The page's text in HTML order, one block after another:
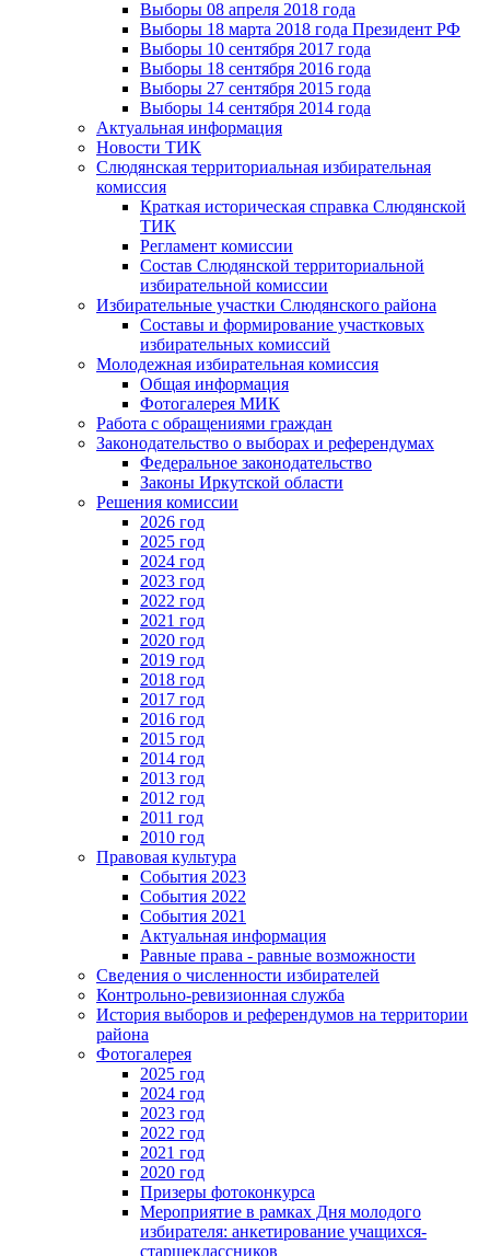
Выборы 08 апреля 2018 года
Выборы 18 марта 2018 года Президент РФ
Выборы 10 сентября 2017 года
Выборы 18 сентября 2016 года
Выборы 27 сентября 2015 года
Выборы 14 сентября 2014 года
Актуальная информация
Новости ТИК
Слюдянская территориальная избирательная
комиссия
Краткая историческая справка Слюдянской
ТИК
Регламент комиссии
Состав Слюдянской территориальной
избирательной комиссии
Избирательные участки Слюдянского района
Составы и формирование участковых
избирательных комиссий
Молодежная избирательная комиссия
Общая информация
Фотогалерея МИК
Работа с обращениями граждан
Законодательство о выборах и референдумах
Федеральное законодательство
Законы Иркутской области
Решения комиссии
2026 год
2025 год
2024 год
2023 год
2022 год
2021 год
2020 год
2019 год
2018 год
2017 год
2016 год
2015 год
2014 год
2013 год
2012 год
2011 год
2010 год
Правовая культура
События 2023
События 2022
События 2021
Актуальная информация
Равные права - равные возможности
Сведения о численности избирателей
Контрольно-ревизионная служба
История выборов и референдумов на территории
района
Фотогалерея
2025 год
2024 год
2023 год
2022 год
2021 год
2020 год
Призеры фотоконкурса
Мероприятие в рамках Дня молодого
избирателя: анкетирование учащихся-
старшеклассников